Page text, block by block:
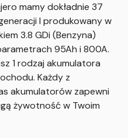
mamy dokładnie 37
I produkowany w
3.8 GDi (Benzyna)
95Ah i 800A.
1 rodzaj akumulatora
Każdy z
akumulatorów zapewni
żywotność w Twoim